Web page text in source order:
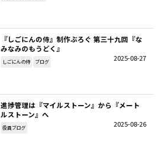
『しごにんの侍』制作ぶろぐ 第三十九回『な
みなみのもうどく』
2025-08-27
しごにんの侍 ブログ
進捗管理は『マイルストーン』から『メート
ルストーン』へ
2025-08-26
役員ブログ